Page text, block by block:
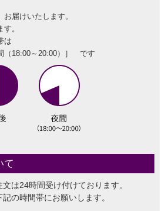
届けいたします。
。
は
（18:00～20:00）］ です
て
は24時間受け付けております。
の時間帯にお願いします。